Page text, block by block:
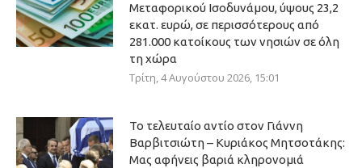
Μεταφορικού Ισοδυνάμου, ύψους 23,2
εκατ. ευρώ, σε περισσότερους από
281.000 κατοίκους των νησιών σε όλη
τη χώρα
Τρίτη, 4 Αυγούστου 2026, 15:01
Το τελευταίο αντίο στον Γιάννη
Βαρβιτσιώτη – Κυριάκος Μητσοτάκης:
Μας αφήνεις βαριά κληρονομιά